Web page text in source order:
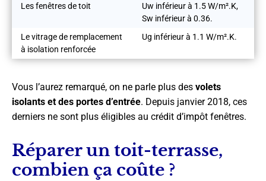
Les fenêtres de toit
Uw inférieur à 1.5 W/m².K,
Sw inférieur à 0.36.
Le vitrage de remplacement
à isolation renforcée
Ug inférieur à 1.1 W/m².K.
Vous l’aurez remarqué, on ne parle plus des volets
isolants et des portes d’entrée. Depuis janvier 2018, ces
derniers ne sont plus éligibles au crédit d’impôt fenêtres.
Réparer un toit-terrasse,
combien ça coûte ?